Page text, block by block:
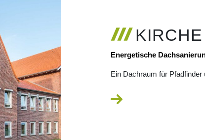
Energetische
Ein Dachraum für Pfadfinder